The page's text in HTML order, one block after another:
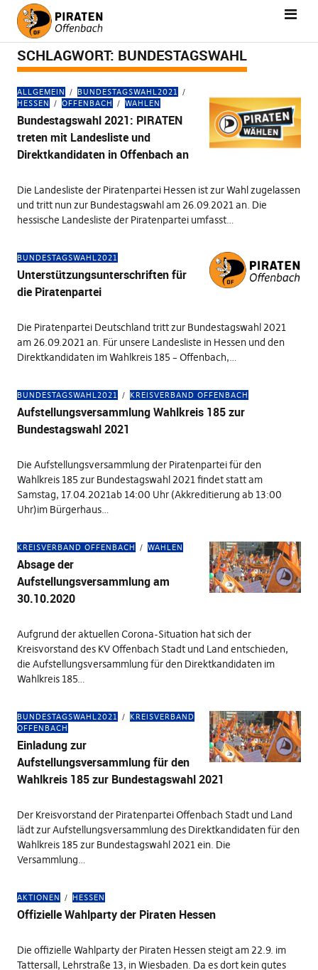
SCHLAGWORT: BUNDESTAGSWAHL
ALLGEMEIN
BUNDESTAGSWAHL2021
HESSEN
OFFENBACH WAHLEN
Bundestagswahl 2021: PIRATEN
treten mit Landesliste und
Direktkandidaten in Offenbach an
Die Landesliste der Piratenpartei Hessen ist zur Wahl zugelassen
und tritt nun zur Bundestagswahl am 26.09.2021 an. Die
hessische Landesliste der Piratenpartei umfasst…
BUNDESTAGSWAHL2021
Unterstützungsunterschriften für
die Piratenpartei
Die Piratenpartei Deutschland tritt zur Bundestagswahl 2021
am 26.09.2021 an. Für unsere Landesliste in Hessen und den
Direktkandidaten im Wahlkreis 185 – Offenbach,…
BUNDESTAGSWAHL2021 KREISVERBAND OFFENBACH
Aufstellungsversammlung Wahlkreis 185 zur
Bundestagswahl 2021
Die Aufstellungsversammlung der Piratenpartei für den
Wahlkreis 185 zur Bundestagswahl 2021 findet statt am
Samstag, 17.04.2021ab 14:00 Uhr (Akkreditierung ab 13:00
Uhr)im Bürgerhaus…
KREISVERBAND OFFENBACH WAHLEN
Absage der
Aufstellungsversammlung am
30.10.2020
Aufgrund der aktuellen Corona-Situation hat sich der
Kreisvorstand des KV Offenbach Stadt und Land entschieden,
die Aufstellungsversammlung für den Direktkandidaten im
Wahlkreis 185…
BUNDESTAGSWAHL2021
KREISVERBAND
OFFENBACH
Einladung zur
Aufstellungsversammlung für den
Wahlkreis 185 zur Bundestagswahl 2021
Der Kreisvorstand der Piratenpartei Offenbach Stadt und Land
lädt zur Aufstellungsversammlung des Direktkandidaten für den
Wahlkreis 185 zur Bundestagswahl 2021 ein. Die
Versammlung…
AKTIONEN HESSEN
Offizielle Wahlparty der Piraten Hessen
Die offizielle Wahlparty der Piraten Hessen steigt am 22.9. im
Tattersall, Lehrstraße 13, in Wiesbaden. Da es dort kein gutes